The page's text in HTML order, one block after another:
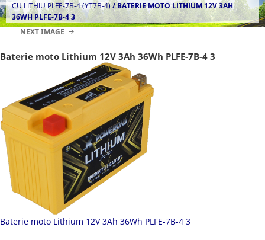
CU LITHIU PLFE-7B-4 (YT7B-4)/BATERIE MOTO LITHIUM 12V 3AH
36WH PLFE-7B-4 3
NEXT IMAGE
Baterie moto Lithium 12V 3Ah 36Wh PLFE-7B-4 3
Baterie moto Lithium 12V 3Ah 36Wh PLFE-7B-4 3